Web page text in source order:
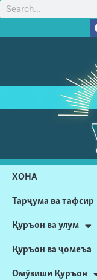
ХОНА
Тарҷума ва тафсир
Қуръон ва улум
Қуръон ва ҷомеъа
Омӯзиши Қуръон